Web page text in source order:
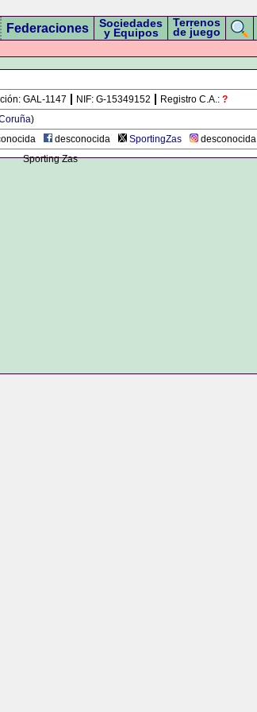
Federaciones Sociedades
y Equipos
Terrenos
de juego
GAL-1147 NIF: G-15349152 Registro C.A.: ?
)
desconocida SportingZas
desconocida
Sporting Zas